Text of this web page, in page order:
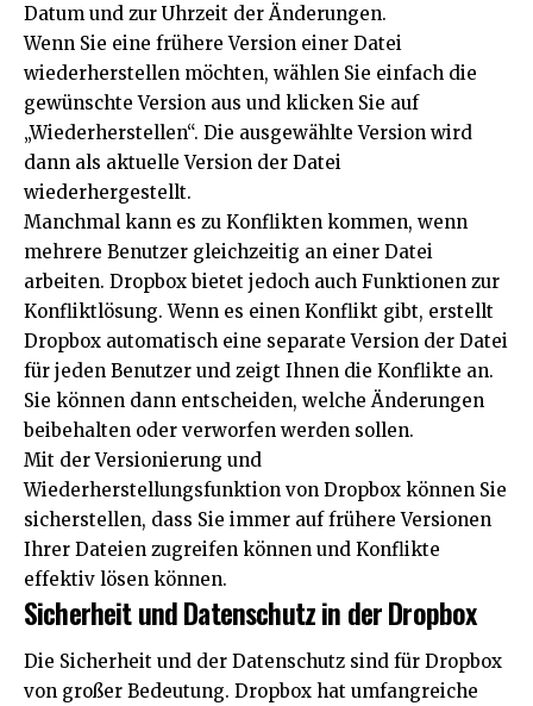
Datum und zur Uhrzeit der Änderungen.
Wenn Sie eine frühere Version einer Datei
wiederherstellen möchten, wählen Sie einfach die
gewünschte Version aus und klicken Sie auf
„Wiederherstellen“. Die ausgewählte Version wird
dann als aktuelle Version der Datei
wiederhergestellt.
Manchmal kann es zu Konflikten kommen, wenn
mehrere Benutzer gleichzeitig an einer Datei
arbeiten. Dropbox bietet jedoch auch Funktionen zur
Konfliktlösung. Wenn es einen Konflikt gibt, erstellt
Dropbox automatisch eine separate Version der Datei
für jeden Benutzer und zeigt Ihnen die Konflikte an.
Sie können dann entscheiden, welche Änderungen
beibehalten oder verworfen werden sollen.
Mit der Versionierung und
Wiederherstellungsfunktion von Dropbox können Sie
sicherstellen, dass Sie immer auf frühere Versionen
Ihrer Dateien zugreifen können und Konflikte
effektiv lösen können.
Sicherheit und Datenschutz in der Dropbox
Die Sicherheit und der Datenschutz sind für Dropbox
von großer Bedeutung. Dropbox hat umfangreiche